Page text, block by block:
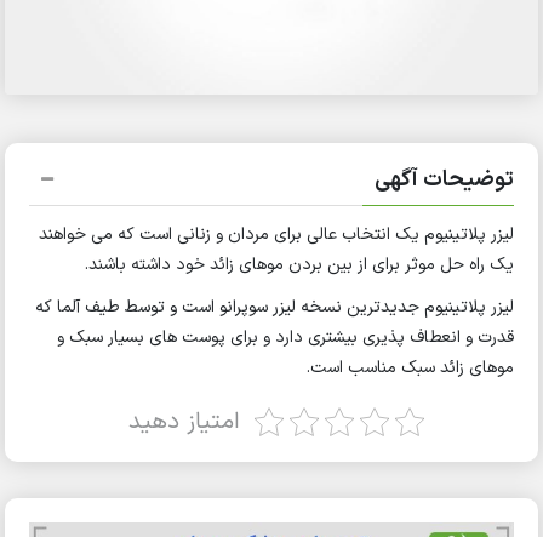
توضیحات آگهی
لیزر پلاتینیوم یک انتخاب عالی برای مردان و زنانی است که می خواهند
یک راه حل موثر برای از بین بردن موهای زائد خود داشته باشند.
لیزر پلاتینیوم جدیدترین نسخه لیزر سوپرانو است و توسط طیف آلما که
قدرت و انعطاف پذیری بیشتری دارد و برای پوست های بسیار سبک و
موهای زائد سبک مناسب است.
امتیاز دهید